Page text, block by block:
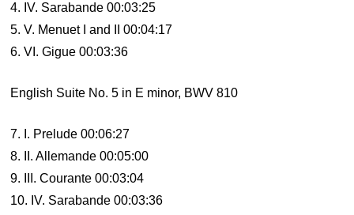
4. IV. Sarabande 00:03:25
5. V. Menuet I and II 00:04:17
6. VI. Gigue 00:03:36
English Suite No. 5 in E minor, BWV 810
7. I. Prelude 00:06:27
8. II. Allemande 00:05:00
9. III. Courante 00:03:04
10. IV. Sarabande 00:03:36